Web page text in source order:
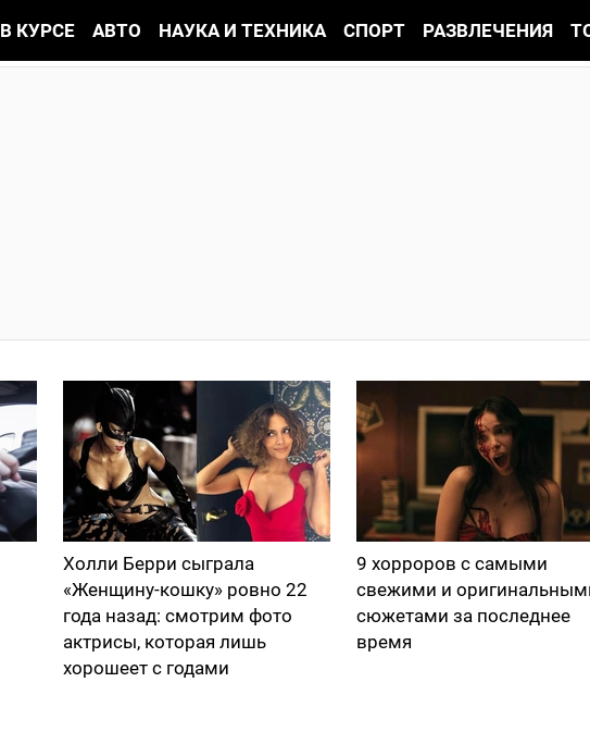
В КУРСЕ АВТО НАУКА И ТЕХНИКА СПОРТ РАЗВЛЕЧЕНИЯ
Холли Берри сыграла
«Женщину-кошку» ровно 22
года назад: смотрим фото
актрисы, которая лишь
хорошеет с годами
9 хорроров с самыми
свежими и
сюжетами за последнее
время